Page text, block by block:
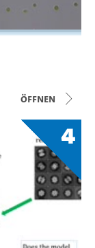
Öffnen
4